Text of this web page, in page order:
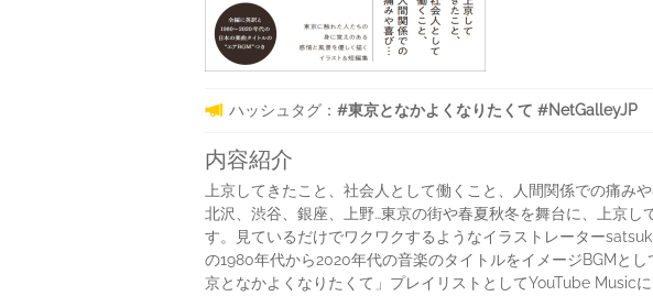
ハッシュタグ： #東京となかよくなりたくて #NetGalleyJP
内容紹介
上京してきたこと、社会人として働くこと、人間関係での痛
北沢、渋谷、銀座、上野…東京の街や春夏秋冬を舞台に、上京
す。見ているだけでワクワクするようなイラストレーター
の1980年代から2020年代の音楽のタイトルをイメージBGMと
京となかよくなりたくて」プレイリストとしてYouTube Music